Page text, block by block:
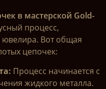
в мастерской Gold-
процесс,
Вот общая
цепочек:
Процесс начинается с
жидкого металла.